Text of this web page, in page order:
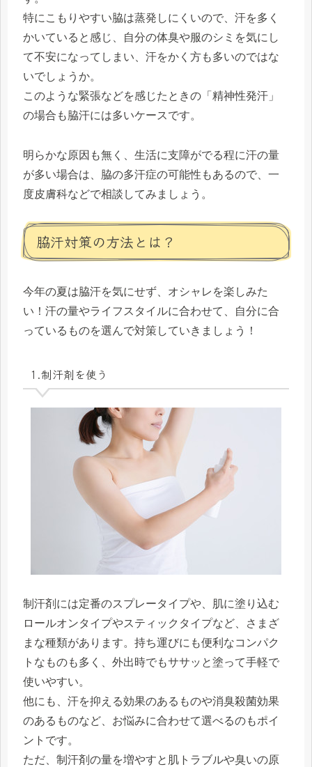
特にこもりやすい脇は蒸発しにくいので、汗を多く
かいていると感じ、自分の体臭や服のシミを気にし
て不安になってしまい、汗をかく方も多いのではな
いでしょうか。
このような緊張などを感じたときの「精神性発汗」
の場合も脇汗には多いケースです。
明らかな原因も無く、生活に支障がでる程に汗の量
が多い場合は、脇の多汗症の可能性もあるので、一
度皮膚科などで相談してみましょう。
脇汗対策の方法とは？
今年の夏は脇汗を気にせず、オシャレを楽しみた
い！汗の量やライフスタイルに合わせて、自分に合
っているものを選んで対策していきましょう！
1.制汗剤を使う
制汗剤には定番のスプレータイプや、肌に塗り込む
ロールオンタイプやスティックタイプなど、さまざ
まな種類があります。持ち運びにも便利なコンパク
トなものも多く、外出時でもササッと塗って手軽で
使いやすい。
他にも、汗を抑える効果のあるものや消臭殺菌効果
のあるものなど、お悩みに合わせて選べるのもポイ
ントです。
ただ、制汗剤の量を増やすと肌トラブルや臭いの原